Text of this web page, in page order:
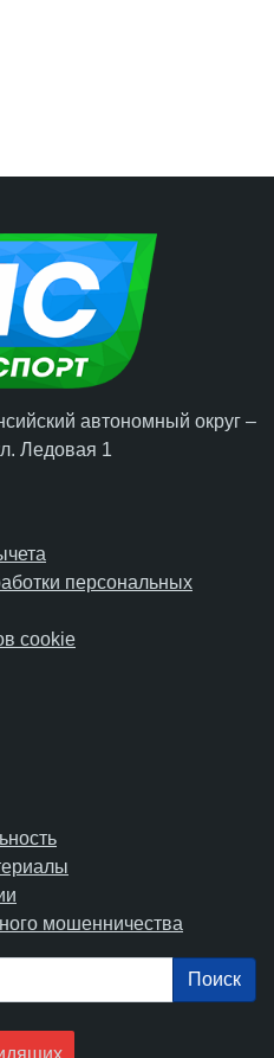
автономный округ –
Ледовая 1
персональных
cookie
мошенничества